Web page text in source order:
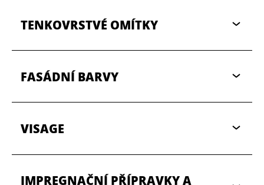
TENKOVRSTVÉ OMÍTKY
FASÁDNÍ BARVY
VISAGE
IMPREGNAČNÍ PŘÍPRAVKY A